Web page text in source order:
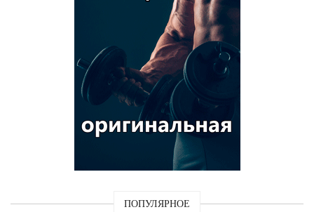
ПОПУЛЯРНОЕ